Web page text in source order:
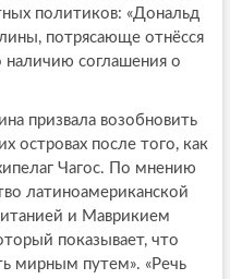
политиков: «Дональд
потрясающе отнёсся
наличию соглашения о
призвала возобновить
островах после того, как
Чагос. По мнению
латиноамериканской
и Маврикием
показывает, что
мирным путем». «Речь